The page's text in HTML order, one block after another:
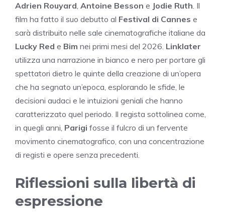
Adrien Rouyard, Antoine Besson e Jodie Ruth. Il
film ha fatto il suo debutto al Festival di Cannes e
sarà distribuito nelle sale cinematografiche italiane da
Lucky Red e Bim nei primi mesi del 2026. Linklater
utilizza una narrazione in bianco e nero per portare gli
spettatori dietro le quinte della creazione di un’opera
che ha segnato un’epoca, esplorando le sfide, le
decisioni audaci e le intuizioni geniali che hanno
caratterizzato quel periodo. Il regista sottolinea come,
in quegli anni, Parigi fosse il fulcro di un fervente
movimento cinematografico, con una concentrazione
di registi e opere senza precedenti.
Riflessioni sulla libertà di
espressione